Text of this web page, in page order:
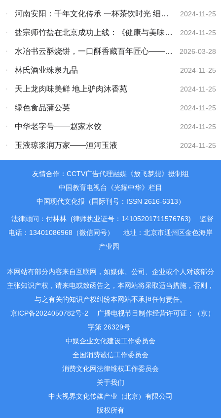
·
河南安阳：千年文化传承 一杯茶饮时光 细品
汉字茶韵 领略字都之美
2024-11-25
·
盐宗师竹盐在北京成功上线：《健康与美味的
崭新篇章》
2024-11-25
·
水冶书云酥烧饼，一口酥香藏百年匠心——热
烈祝贺水冶书云酥烧饼被推选为全国“百佳地方
2026-03-28
· 林氏酒业珠泉九品 2024-11-25
· 天上龙肉味美鲜 地上驴肉沐香苑 2024-11-25
· 绿色食品蒲公英 2024-11-25
· 中华老字号——赵家水饺 2024-11-25
· 玉液琼浆润万家——洹河玉液 2024-11-25
友情合作：CCTV广告代理融媒《放飞梦想》摄制组
中国教育电视台《光耀中华》栏目
中国现代文化报（国际刊号：ISSN 2616-6313）
法律顾问：付林林 (律师执业证号：14105201711576763)
监督
电话：13401086968（微信同号）
地址：北京市通州区金色海岸
产业园
本网站有部分内容来自互联网，如媒体、公司、企业或个人对该部分
主张知识产权，请来电或致函告之，本网站将采取适当措施，否则，
与之有关的知识产权纠纷本网站不承担任何责任。
京ICP备2024050782号-2
广播电视节目制作经营许可证：（京）
字第 26329号
中媒企业文化建设工作委员会
全国消费诚信工作委员会
消费文化网法律维权工作委员会
关于我们
中大视界文化传媒产业（北京）有限公司
版权所有